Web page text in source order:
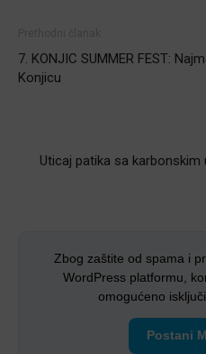
7. KONJIC SUMMER FEST:
Konjicu
Uticaj patika sa
Zbog zaštite od spama i
WordPress platformu,
omogućeno
Postani